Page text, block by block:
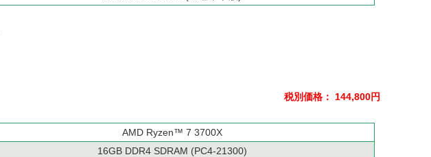
税別価格： 144,800円
AMD Ryzen™ 7 3700X
16GB DDR4 SDRAM (PC4-21300)